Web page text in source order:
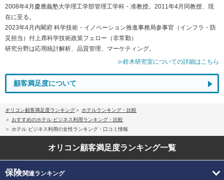
2008年4月慶應義塾大学理工学部管理工学科・准教授。2011年4月同教授、現
在に至る。
2023年4月内閣府 科学技術・イノベーション推進事務局参事官（インフラ・防
災担当）付上席科学技術政策フェロー（非常勤）
研究分野は応用統計解析、品質管理、マーケティング。
≫鈴木研究室についての詳細はこちら
顧客満足度について
オリコン顧客満足度ランキング
ホテルランキング・比較
おすすめのホテル ビジネス利用ランキング・比較
ホテル ビジネス利用の女性ランキング・口コミ情報
オリコン顧客満足度ランキング一覧
保険関連ランキング